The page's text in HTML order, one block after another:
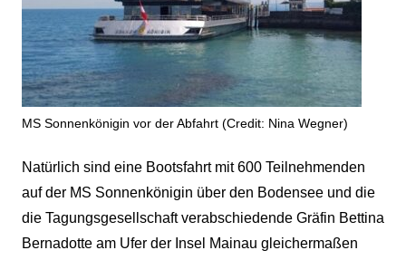
MS Sonnenkönigin vor der Abfahrt (Credit: Nina Wegner)
Natürlich sind eine Bootsfahrt mit 600 Teilnehmenden
auf der MS Sonnenkönigin über den Bodensee und die
die Tagungsgesellschaft verabschiedende Gräfin Bettina
Bernadotte am Ufer der Insel Mainau gleichermaßen